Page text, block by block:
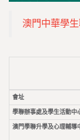
澳門中華學
會址
學聯辦事處及學生活動中
澳門學聯升學及心理輔導